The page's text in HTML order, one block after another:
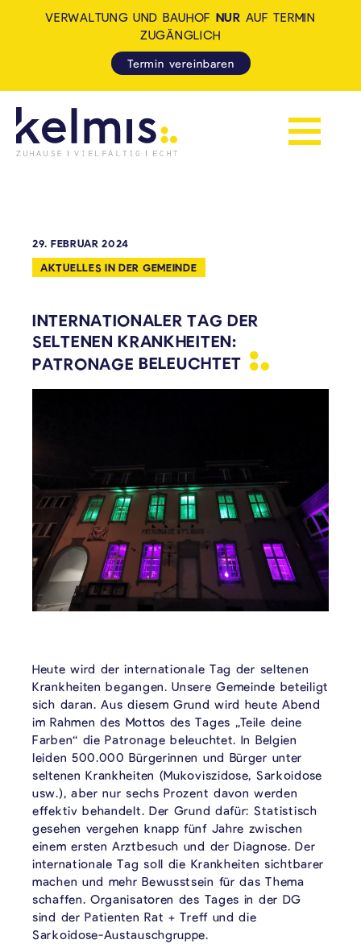
Navigation
VERWALTUNG UND BAUHOF NUR AUF TERMIN
ZUGÄNGLICH
Termin vereinbaren
29. FEBRUAR 2024
AKTUELLES IN DER GEMEINDE
INTERNATIONALER TAG DER
SELTENEN KRANKHEITEN:
PATRONAGE BELEUCHTET
Heute wird der internationale Tag der seltenen
Krankheiten begangen. Unsere Gemeinde beteiligt
sich daran. Aus diesem Grund wird heute Abend
im Rahmen des Mottos des Tages „Teile deine
Farben“ die Patronage beleuchtet. In Belgien
leiden 500.000 Bürgerinnen und Bürger unter
seltenen Krankheiten (Mukoviszidose, Sarkoidose
usw.), aber nur sechs Prozent davon werden
effektiv behandelt. Der Grund dafür: Statistisch
gesehen vergehen knapp fünf Jahre zwischen
einem ersten Arztbesuch und der Diagnose. Der
internationale Tag soll die Krankheiten sichtbarer
machen und mehr Bewusstsein für das Thema
schaffen. Organisatoren des Tages in der DG
sind der Patienten Rat + Treff und die
Sarkoidose-Austauschgruppe.